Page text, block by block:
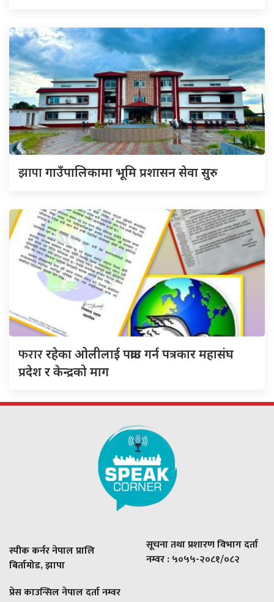
झापागाउँपालिकामा भूमि प्रशासन सेवा सुरु
फराररहेका ओलीलाई पक्राउ गर्न पत्रकार महासंघ
प्रदेश र केन्द्रको माग
स्पीक कर्नर नेपाल प्रालि
बिर्तामोड, झापा
प्रेस काउन्सिल नेपाल दर्ता नम्वर
सूचना तथा प्रशारण विभाग दर्ता
नम्वर : ५०५५-२०८१/०८२